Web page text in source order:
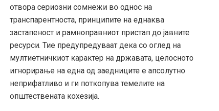
отвора сериозни сомнежи во однос на
транспарентноста, принципите на еднаква
застапеност и рамноправниот пристап до јавните
ресурси. Тие предупредуваат дека со оглед на
мултиетничкиот карактер на државата, целосното
игнорирање на една од заедниците е апсолутно
неприфатливо и ги поткопува темелите на
општествената кохезија.